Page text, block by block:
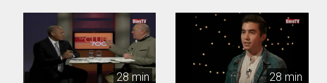
28 min 28 min